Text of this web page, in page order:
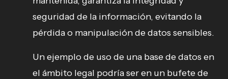
seguridad de la información, evitando la
pérdida o manipulación de datos sensibles.
Un ejemplo de uso de una base de datos en
el ámbito legal podría ser en un bufete de